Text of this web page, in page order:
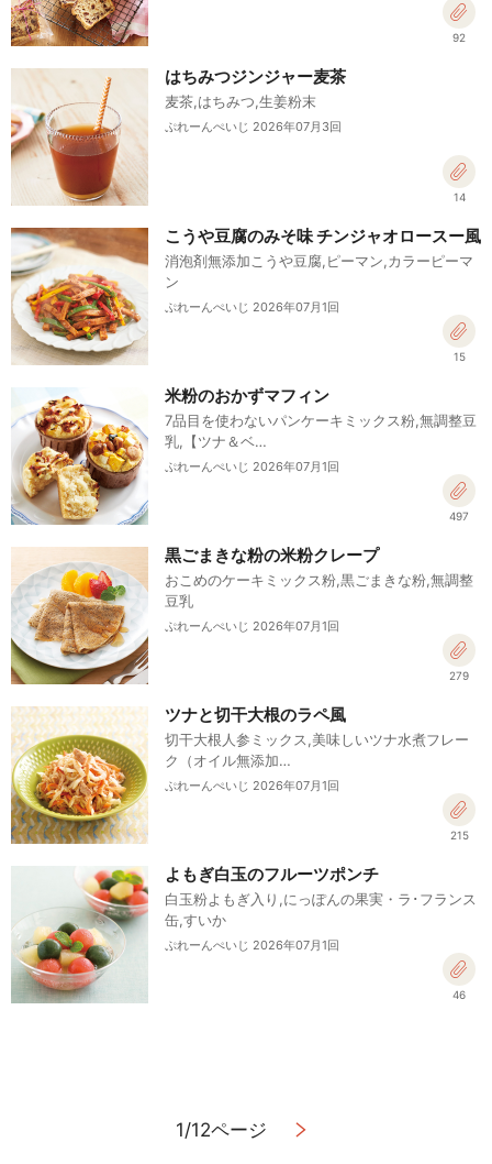
92
はちみつジンジャー麦茶
麦茶,はちみつ,生姜粉末
ぷれーんぺいじ 2026年07月3回
14
こうや豆腐のみそ味 チンジャオロースー風
消泡剤無添加こうや豆腐,ピーマン,カラーピーマ
ン
ぷれーんぺいじ 2026年07月1回
15
米粉のおかずマフィン
7品目を使わないパンケーキミックス粉,無調整豆
乳,【ツナ＆ベ…
ぷれーんぺいじ 2026年07月1回
497
黒ごまきな粉の米粉クレープ
おこめのケーキミックス粉,黒ごまきな粉,無調整
豆乳
ぷれーんぺいじ 2026年07月1回
279
ツナと切干大根のラペ風
切干大根人参ミックス,美味しいツナ水煮フレー
ク（オイル無添加…
ぷれーんぺいじ 2026年07月1回
215
よもぎ白玉のフルーツポンチ
白玉粉よもぎ入り,にっぽんの果実・ラ･フランス
缶,すいか
ぷれーんぺいじ 2026年07月1回
46
1/12ページ